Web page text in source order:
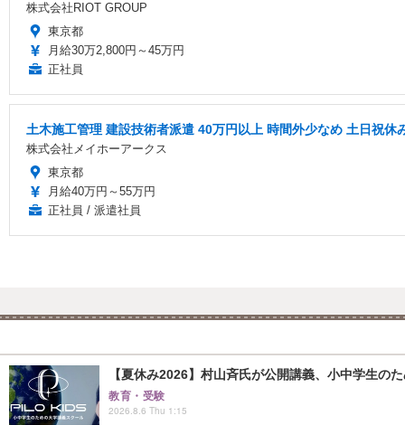
株式会社RIOT GROUP
東京都
月給30万2,800円～45万円
正社員
土木施工管理 建設技術者派遣 40万円以上 時間外少なめ 土日祝
株式会社メイホーアークス
東京都
月給40万円～55万円
正社員 / 派遣社員
【夏休み2026】村山斉氏が公開講義、小中学生の
教育・受験
2026.8.6 Thu 1:15